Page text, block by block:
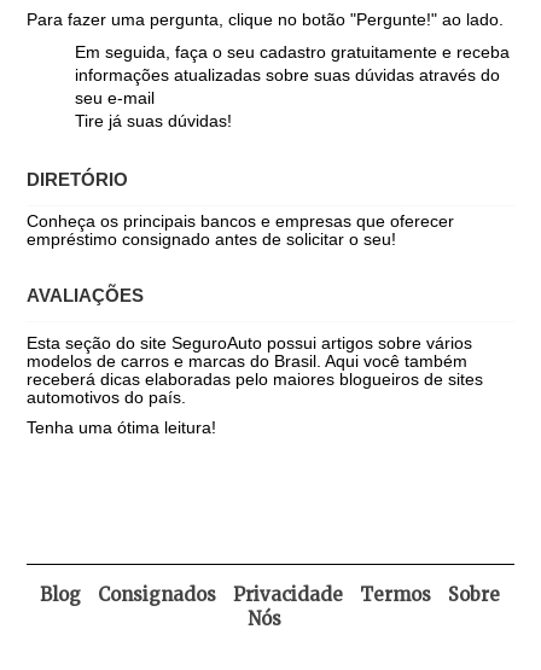
Para fazer uma pergunta, clique no botão "Pergunte!" ao lado.
Em seguida, faça o seu cadastro gratuitamente e receba
informações atualizadas sobre suas dúvidas através do
seu e-mail
Tire já suas dúvidas!
DIRETÓRIO
Conheça os principais bancos e empresas que oferecer
empréstimo consignado antes de solicitar o seu!
AVALIAÇÕES
Esta seção do site SeguroAuto possui artigos sobre vários
modelos de carros e marcas do Brasil. Aqui você também
receberá dicas elaboradas pelo maiores blogueiros de sites
automotivos do país.
Tenha uma ótima leitura!
Blog Consignados Privacidade Termos
Sobre
Nós